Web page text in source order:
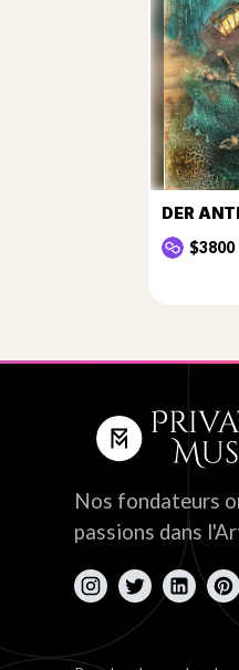
DER
$3800
Nos fondateurs
passions dans